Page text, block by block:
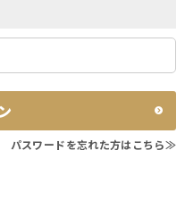
パスワードを忘れた方はこちら≫